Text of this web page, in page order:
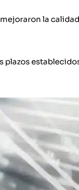
la
plazos